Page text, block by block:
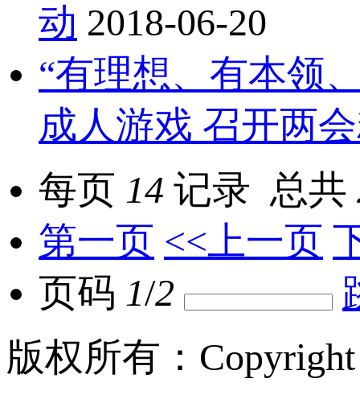
动 2018-06-20
“有理想、有本领
成人游戏 召开两
每页 14 记录 总共
第一页 <<上一页
页码 1/2
版权所有：